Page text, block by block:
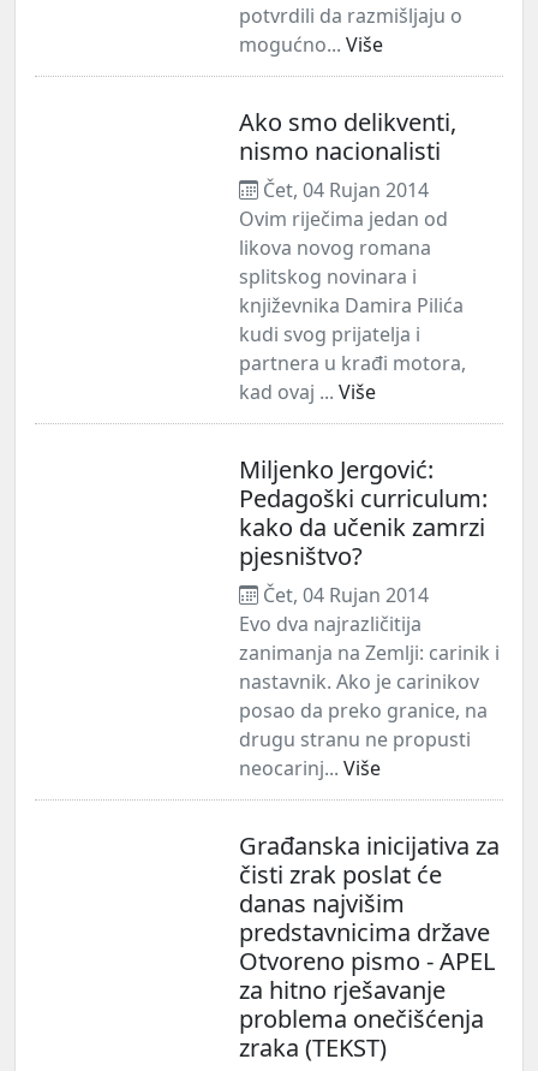
potvrdili da razmišljaju o
mogućno... Više
Ako smo delikventi,
nismo nacionalisti
Čet, 04 Rujan 2014
Ovim riječima jedan od
likova novog romana
splitskog novinara i
književnika Damira Pilića
kudi svog prijatelja i
partnera u krađi motora,
kad ovaj ... Više
Miljenko Jergović:
Pedagoški curriculum:
kako da učenik zamrzi
pjesništvo?
Čet, 04 Rujan 2014
Evo dva najrazličitija
zanimanja na Zemlji: carinik i
nastavnik. Ako je carinikov
posao da preko granice, na
drugu stranu ne propusti
neocarinj... Više
Građanska inicijativa za
čisti zrak poslat će
danas najvišim
predstavnicima države
Otvoreno pismo - APEL
za hitno rješavanje
problema onečišćenja
zraka (TEKST)